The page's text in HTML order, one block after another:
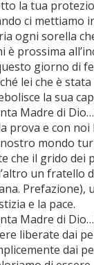
la tua
ci mettiamo
ogni sorella
è prossima
giorno di
lei che è
la sua
Madre di
prova e con
mondo
che il grido dei
un fratello
Prefazione),
e la pace.
Madre di
liberate dai
dai